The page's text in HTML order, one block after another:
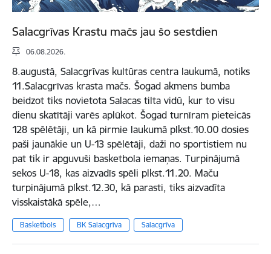
Salacgrīvas Krastu mačs jau šo sestdien
06.08.2026.
8.augustā, Salacgrīvas kultūras centra laukumā, notiks
11.Salacgrīvas krasta mačs. Šogad akmens bumba
beidzot tiks novietota Salacas tilta vidū, kur to visu
dienu skatītāji varēs aplūkot. Šogad turnīram pieteicās
128 spēlētāji, un kā pirmie laukumā plkst.10.00 dosies
paši jaunākie un U-13 spēlētāji, daži no sportistiem nu
pat tik ir apguvuši basketbola iemaņas. Turpinājumā
sekos U-18, kas aizvadīs spēli plkst.11.20. Maču
turpinājumā plkst.12.30, kā parasti, tiks aizvadīta
visskaistākā spēle,…
Basketbols BK Salacgrīva Salacgrīva